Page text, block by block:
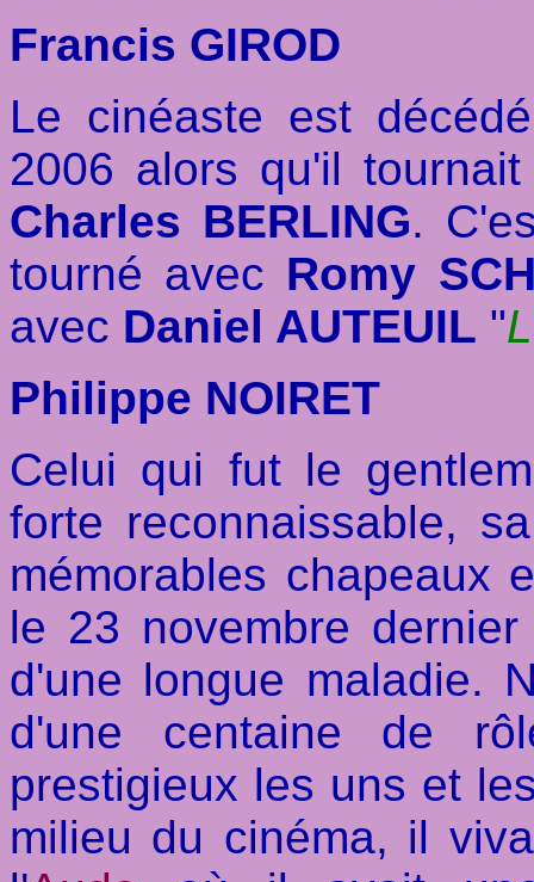
Francis GIROD
Le cinéaste est
2006 alors qu'il
Charles BERLING.
tourné avec Romy
avec Daniel AUTEUIL "
Philippe NOIRET
Celui qui fut le
forte reconnaissable,
mémorables chapeaux
le 23 novembre
d'une longue maladie.
d'une centaine de
prestigieux les uns et
milieu du cinéma, il